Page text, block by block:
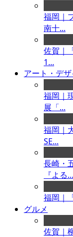
福岡｜
南十...
佐賀｜
1...
アート・デ
福岡｜
展「...
福岡｜
SE...
長崎・
『よる...
福岡｜
グルメ
佐賀｜